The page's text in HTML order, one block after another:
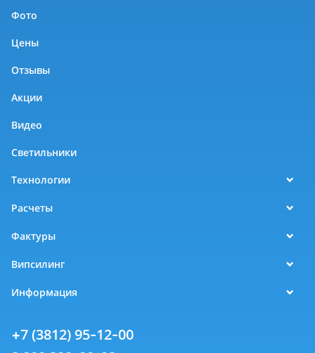
Фото
Цены
Отзывы
Акции
Видео
Светильники
Технологии
Расчеты
Фактуры
Випсилинг
Информация
+7 (3812) 95-12-00